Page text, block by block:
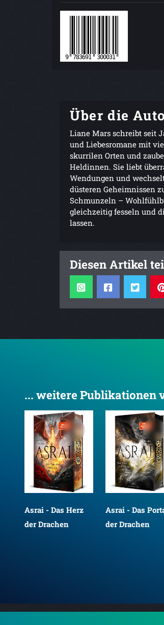
Über die
Liane Mars schreibt seit
und Liebesromane mit
skurrilen Orten und
Heldinnen. Sie liebt
Wendungen und
düsteren Geheimnissen
Schmunzeln –
gleichzeitig fesseln und
lassen.
Diesen Artikel
... weitere Publikationen
Asrai - Das Herz
der Drachen
Asrai - Das
der Drachen